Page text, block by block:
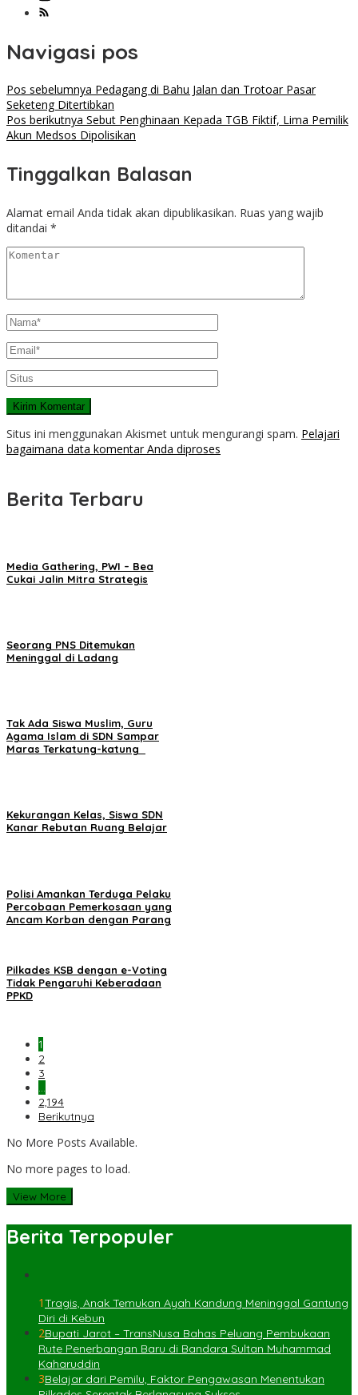
Navigasi pos
Pos sebelumnya Pedagang di Bahu Jalan dan Trotoar Pasar
Seketeng Ditertibkan
Pos berikutnya Sebut Penghinaan Kepada TGB Fiktif, Lima Pemilik
Akun Medsos Dipolisikan
Tinggalkan Balasan
Alamat email Anda tidak akan dipublikasikan. Ruas yang wajib
ditandai *
Situs ini menggunakan Akismet untuk mengurangi spam. Pelajari
bagaimana data komentar Anda diproses
Berita Terbaru
Media Gathering, PWI – Bea
Cukai Jalin Mitra Strategis
Seorang PNS Ditemukan
Meninggal di Ladang
Tak Ada Siswa Muslim, Guru
Agama Islam di SDN Sampar
Maras Terkatung-katung ‎
Kekurangan Kelas, Siswa SDN
Kanar Rebutan Ruang Belajar
Polisi Amankan Terduga Pelaku
Percobaan Pemerkosaan yang
Ancam Korban dengan Parang
Pilkades KSB dengan e-Voting
Tidak Pengaruhi Keberadaan
PPKD
1
2
3
…
2,194
Berikutnya
No More Posts Available.
No more pages to load.
View More
Berita Terpopuler
1Tragis, Anak Temukan Ayah Kandung Meninggal Gantung
Diri di Kebun
2Bupati Jarot – TransNusa Bahas Peluang Pembukaan
Rute Penerbangan Baru di Bandara Sultan Muhammad
Kaharuddin
3Belajar dari Pemilu, Faktor Pengawasan Menentukan